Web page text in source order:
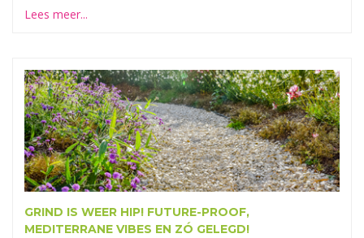
Lees meer...
GRIND IS WEER HIP! FUTURE-PROOF,
MEDITERRANE VIBES EN ZÓ GELEGD!